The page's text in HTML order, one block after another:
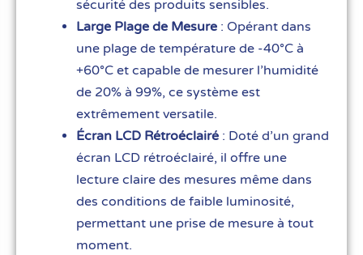
sécurité des produits sensibles.
Large Plage de Mesure : Opérant dans
une plage de température de -40°C à
+60°C et capable de mesurer l’humidité
de 20% à 99%, ce système est
extrêmement versatile.
Écran LCD Rétroéclairé : Doté d’un grand
écran LCD rétroéclairé, il offre une
lecture claire des mesures même dans
des conditions de faible luminosité,
permettant une prise de mesure à tout
moment.